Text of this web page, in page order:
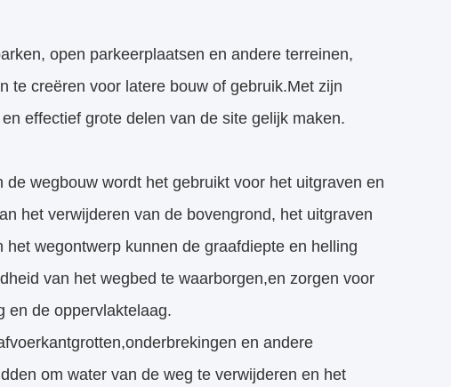
open parkeerplaatsen en andere terreinen,
te creëren voor latere bouw of gebruik.Met zijn
effectief grote delen van de site gelijk maken.
wegbouw wordt het gebruikt voor het uitgraven en
het verwijderen van de bovengrond, het uitgraven
wegontwerp kunnen de graafdiepte en helling
van het wegbed te waarborgen,en zorgen voor
en de oppervlaktelaag.
en andere
om water van de weg te verwijderen en het